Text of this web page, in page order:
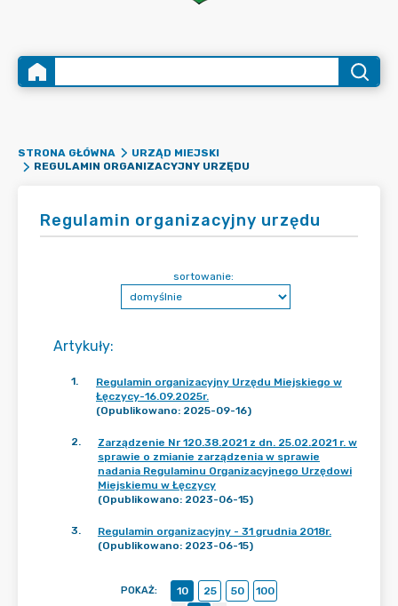
STRONA GŁÓWNA
URZĄD MIEJSKI
REGULAMIN ORGANIZACYJNY URZĘDU
Regulamin organizacyjny urzędu
Artykuły:
sortowanie:
1.
Regulamin organizacyjny Urzędu Miejskiego w
Łęczycy-16.09.2025r.
(Opublikowano: 2025-09-16)
2.
Zarządzenie Nr 120.38.2021 z dn. 25.02.2021 r. w
sprawie o zmianie zarządzenia w sprawie
nadania Regulaminu Organizacyjnego Urzędowi
Miejskiemu w Łęczycy
(Opublikowano: 2023-06-15)
3.
Regulamin organizacyjny - 31 grudnia 2018r.
(Opublikowano: 2023-06-15)
POKAŻ: 10 25 50
100